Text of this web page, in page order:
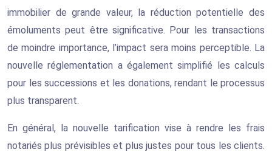
immobilier de grande valeur, la réduction potentielle des
émoluments peut être significative. Pour les transactions
de moindre importance, l’impact sera moins perceptible. La
nouvelle réglementation a également simplifié les calculs
pour les successions et les donations, rendant le processus
plus transparent.
En général, la nouvelle tarification vise à rendre les frais
notariés plus prévisibles et plus justes pour tous les clients.